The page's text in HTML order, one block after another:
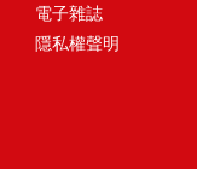
電子雜誌
隱私權聲明